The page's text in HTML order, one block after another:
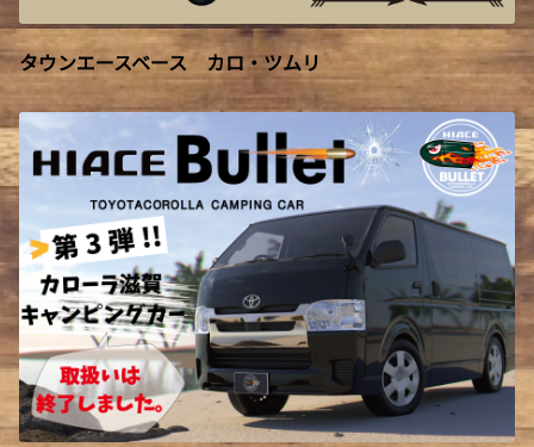
タウンエースベース カロ・ツムリ